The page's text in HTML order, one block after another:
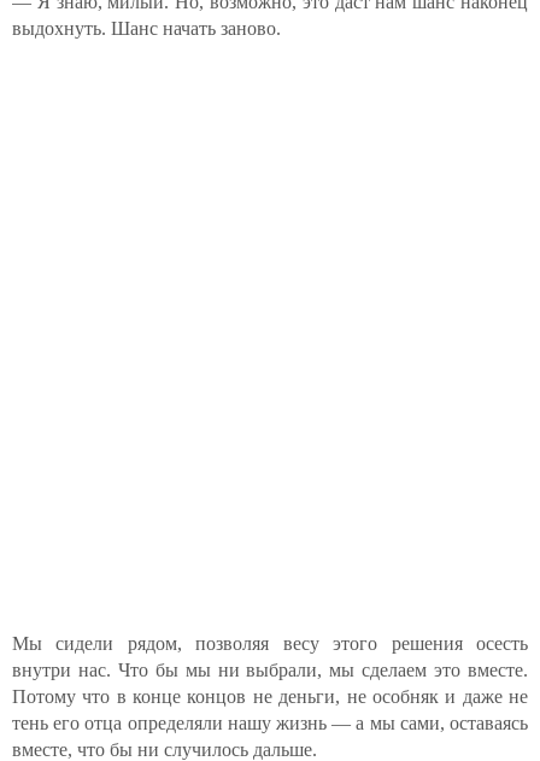
выдохнуть. Шанс начать заново.
Мы сидели рядом, позволяя весу этого решения осесть
внутри нас. Что бы мы ни выбрали, мы сделаем это вместе.
Потому что в конце концов не деньги, не особняк и даже не
тень его отца определяли нашу жизнь — а мы сами, оставаясь
вместе, что бы ни случилось дальше.